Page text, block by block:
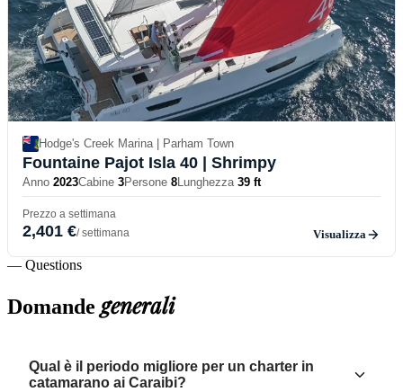
Hodge's Creek Marina | Parham Town
Fountaine Pajot Isla 40 | Shrimpy
Anno 2023Cabine 3Persone 8Lunghezza 39 ft
Prezzo a settimana
2,401 €/ settimana Visualizza
— Questions
Domandegenerali
Qual è il periodo migliore per un charter in
catamarano ai Caraibi?